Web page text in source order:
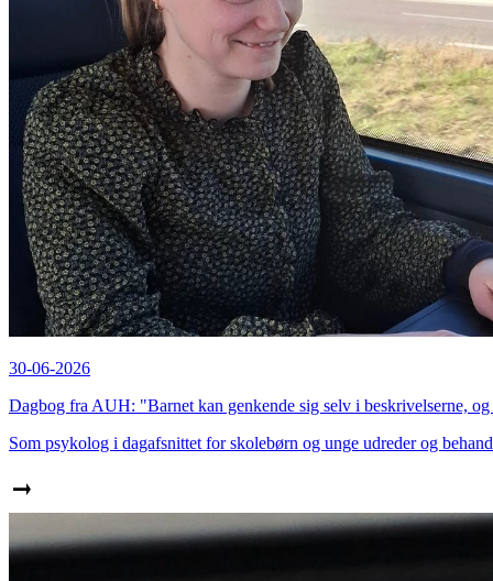
30-06-2026
Dagbog fra AUH: "Barnet kan genkende sig selv i beskrivelserne,
Som psykolog i dagafsnittet for skolebørn og unge udreder og